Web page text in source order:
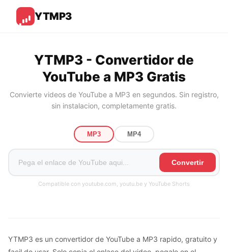
YTMP3
YTMP3 - Convertidor de
YouTube a MP3 Gratis
Convierte videos de YouTube a MP3 en segundos. Sin registro,
sin instalacion, completamente gratis.
MP3 MP4
Convertir
Compatible con youtube.com, youtu.be y YouTube Shorts
YTMP3 es un convertidor de YouTube a MP3 rapido, gratuito y